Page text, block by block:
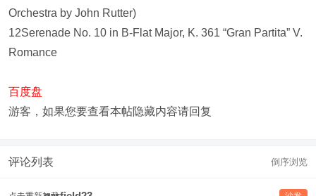
Orchestra by John Rutter)
12Serenade No. 10 in B-Flat Major, K. 361 “Gran Partita” V.
Romance
百度盘
游客，如果您要查看本帖隐藏内容请回复
评论列表 倒序浏览